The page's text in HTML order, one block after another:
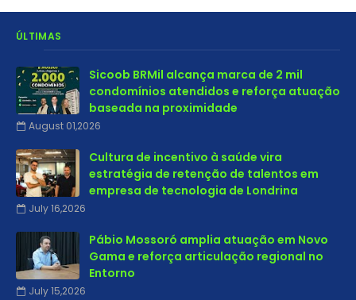
ÚLTIMAS
Sicoob BRMil alcança marca de 2 mil
condomínios atendidos e reforça atuação
baseada na proximidade
August 01,2026
Cultura de incentivo à saúde vira
estratégia de retenção de talentos em
empresa de tecnologia de Londrina
July 16,2026
Pábio Mossoró amplia atuação em Novo
Gama e reforça articulação regional no
Entorno
July 15,2026